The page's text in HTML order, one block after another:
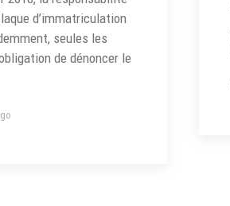
d’immatriculation
seules les
de dénoncer le